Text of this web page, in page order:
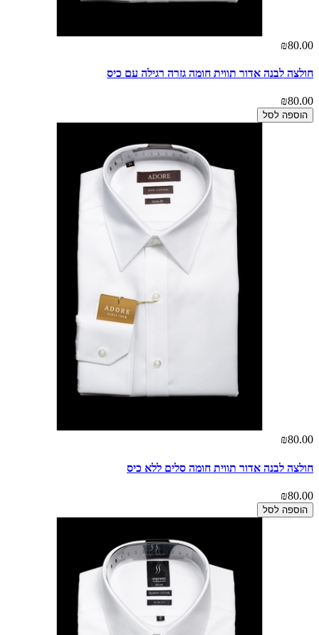
₪80.00
חולצה לבנה אדור תווית חומה גזרה רגילה עם כיס
₪80.00
הוספה לסל
₪80.00
חולצה לבנה אדור תווית חומה סלים ללא כיס
₪80.00
הוספה לסל